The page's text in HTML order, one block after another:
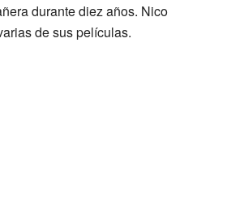
durante diez años. Nico
de sus películas.